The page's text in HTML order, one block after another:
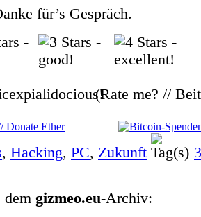
für’s Gespräch.
(Rate me? //
, Hacking, PC, Zukunft
dem gizmeo.eu-Archiv: